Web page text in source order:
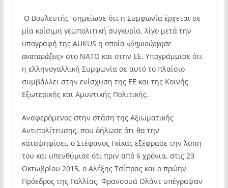
Ο Βουλευτής σημείωσε ότι η Συμφωνία έρχεται σε
μία κρίσιμη γεωπολιτική συγκυρία, λίγο μετά την
υπογραφή της AUKUS η οποία «δημιούργησε
αναταράξεις» στο ΝΑΤΟ και στην ΕΕ. Υπογράμμισε ότι
η ελληνογαλλική Συμφωνία σε αυτό το πλαίσιο
συμβάλλει στην ενίσχυση της ΕΕ και της Κοινής
Εξωτερικής και Αμυντικής Πολιτικής.
Αναφερόμενος στην στάση της Αξιωματικής
Αντιπολίτευσης, που δήλωσε ότι θα την
καταψηφίσει, ο Στέφανος Γκίκας εξέφρασε την λύπη
του και υπενθύμισε ότι πριν από 6 χρόνια, στις 23
Οκτωβρίου 2015, ο Αλέξης Τσίπρας και ο πρώην
Πρόεδρος της Γαλλίας, Φρανσουά Ολάντ υπέγραψαν